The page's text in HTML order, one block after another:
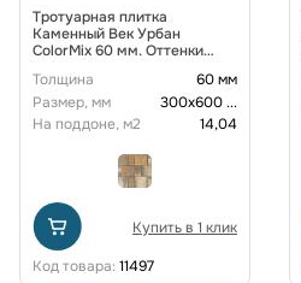
Тротуарная плитка
Каменный Век Урбан
ColorMix 60 мм. Оттенки
Толщина
60 мм
Размер, мм
300х600...
На поддоне, м2
14,04
Купить в 1 клик
Код товара: 11497